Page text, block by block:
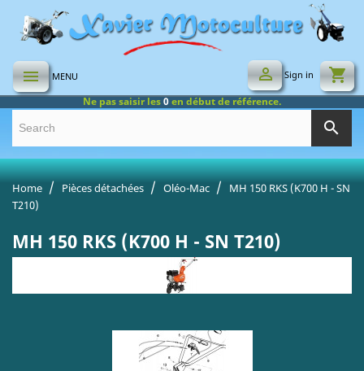
 MENU shopping_cart
 Sign in
search
Ne pas saisir les0en début de référence.
Home Pièces détachées Oléo-Mac
MH 150 RKS (K700 H - SN
T210)
MH 150 RKS (K700 H - SN T210)